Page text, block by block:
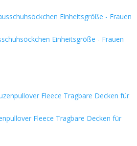
Einheitsgröße - Frauen
Fleece Tragbare Decken für